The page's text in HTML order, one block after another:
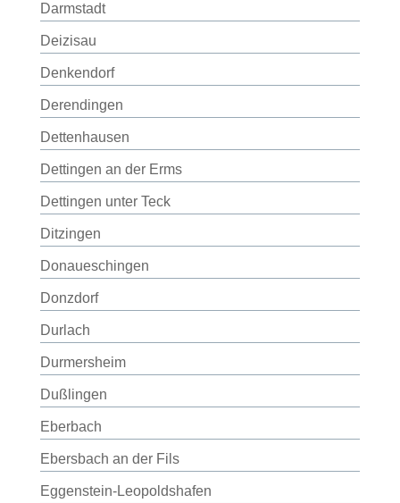
Darmstadt
Deizisau
Denkendorf
Derendingen
Dettenhausen
Dettingen an der Erms
Dettingen unter Teck
Ditzingen
Donaueschingen
Donzdorf
Durlach
Durmersheim
Dußlingen
Eberbach
Ebersbach an der Fils
Eggenstein-Leopoldshafen